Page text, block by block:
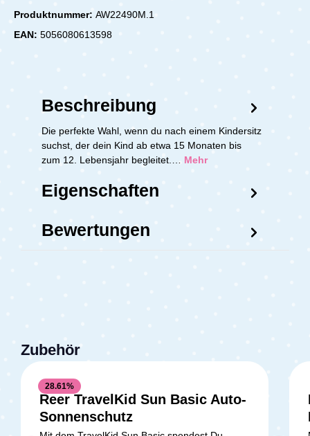
Produktnummer: AW22490M.1
EAN: 5056080613598
Beschreibung
Die perfekte Wahl, wenn du nach einem Kindersitz
suchst, der dein Kind ab etwa 15 Monaten bis
zum 12. Lebensjahr begleitet.… Mehr
Eigenschaften
Bewertungen
Zubehör
28.61%
Reer TravelKid Sun Basic Auto-
Sonnenschutz